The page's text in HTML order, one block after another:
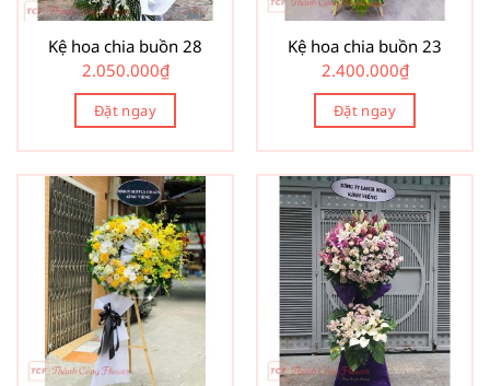
Kệ hoa chia buồn 28
2.050.000₫
Đặt ngay
Kệ hoa chia buồn 23
2.400.000₫
Đặt ngay